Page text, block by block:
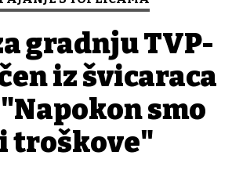
gradnju TVP-
iz švicaraca
smo